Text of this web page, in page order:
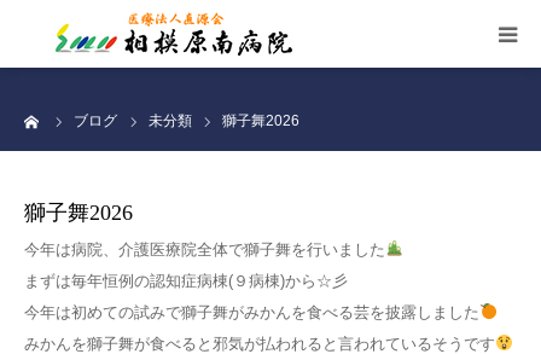
ブログ 未分類 獅子舞2026
獅子舞2026
今年は病院、介護医療院全体で獅子舞を行いました
まずは毎年恒例の認知症病棟(９病棟)から☆彡
今年は初めての試みで獅子舞がみかんを食べる芸を披露しました
みかんを獅子舞が食べると邪気が払われると言われているそうです
お知らせ
交通案内